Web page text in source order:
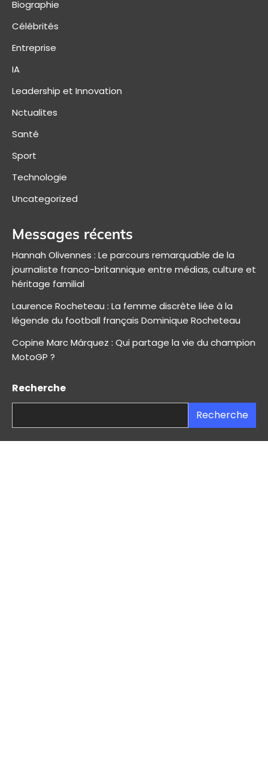
Biographie
Célébrités
Entreprise
IA
Leadership et Innovation
Nctualites
Santé
Sport
Technologie
Uncategorized
Messages récents
Hannah Olivennes : Le parcours remarquable de la
journaliste franco-britannique entre médias, culture et
héritage familial
Laurence Rocheteau : La femme discrète liée à la
légende du football français Dominique Rocheteau
Copine Marc Márquez : Qui partage la vie du champion
MotoGP ?
Recherche
Recherche